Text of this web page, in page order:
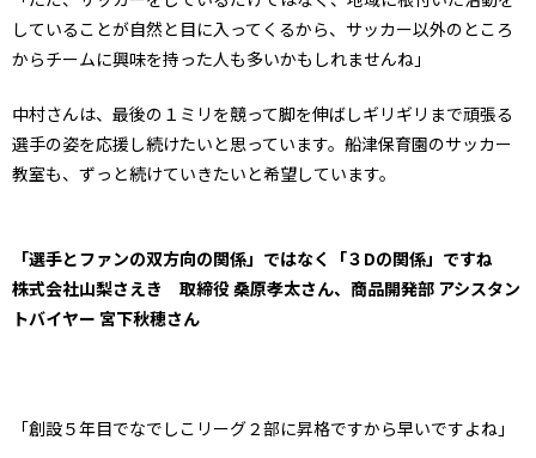
していることが自然と目に入ってくるから、サッカー以外のところ
からチームに興味を持った人も多いかもしれませんね」
中村さんは、最後の１ミリを競って脚を伸ばしギリギリまで頑張る
選手の姿を応援し続けたいと思っています。船津保育園のサッカー
教室も、ずっと続けていきたいと希望しています。
「選手とファンの双方向の関係」ではなく「３Dの関係」ですね
株式会社山梨さえき 取締役 桑原孝太さん、商品開発部 アシスタン
トバイヤー 宮下秋穂さん
「創設５年目でなでしこリーグ２部に昇格ですから早いですよね」